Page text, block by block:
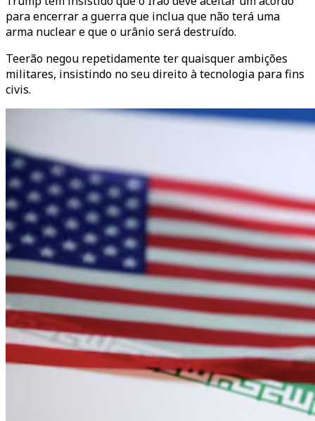
para encerrar a guerra que inclua que não terá uma
arma nuclear e que o urânio será destruído.
Teerão negou repetidamente ter quaisquer ambições
militares, insistindo no seu direito à tecnologia para fins
civis.